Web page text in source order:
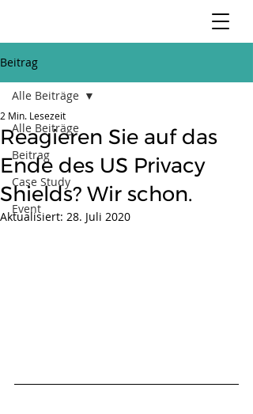
Beitrag
Alle Beiträge
Beitrag
Case Study
Event
Alle Beiträge
Reagieren Sie auf das
Ende des US Privacy
Shields? Wir schon.
2 Min. Lesezeit
Aktualisiert: 28. Juli 2020